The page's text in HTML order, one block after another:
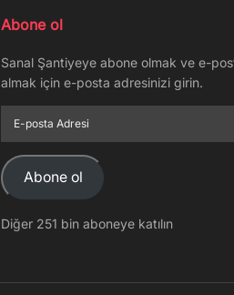
Abone ol
Sanal Şantiyeye abone olmak ve e-
almak için e-posta adresinizi girin.
posta
Adresi
Abone ol
Diğer 251 bin aboneye katılın